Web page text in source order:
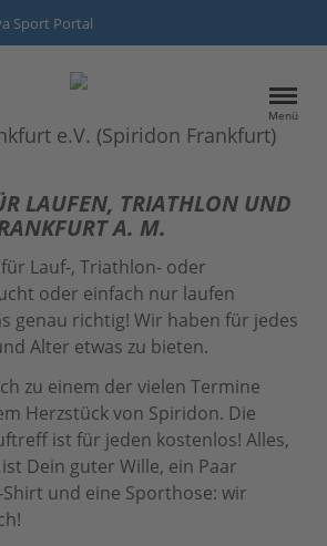
Sport Portal
Menü
e.V. (Spiridon Frankfurt)
LAUFEN, TRIATHLON UND
A. M.
Lauf-, Triathlon- oder
oder einfach nur laufen
genau richtig! Wir haben für jedes
Alter etwas zu bieten.
zu einem der vielen Termine
Herzstück von Spiridon. Die
ist für jeden kostenlos! Alles,
Dein guter Wille, ein Paar
und eine Sporthose: wir